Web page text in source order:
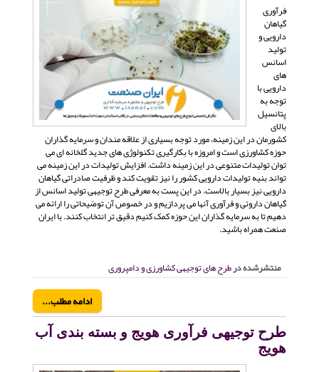
فرآوری
گیاهان
دارویی و
تولید
اسانس
های
دارویی با
توجه به
پتانسیل
بالای
کشورمان در این زمینه، مورد توجه بسیاری از علاقه مندان و سرمایه گذاران
حوزه کشاورزی است و امروزه با بکارگیری تکنولوژی های جدید گلخانه ای می
توان تولیدات متنوعی در این زمینه داشت. افزایش تولیدات در این زمینه می
تواند بنیه تولیدات دارویی کشور را نیز تقویت کند و ظرفیت صادراتی گیاهان
دارویی نیز بسیار بالاست. در این پست به معرفی طرح توجیهی تولید اسانس از
گیاهان داروئی و فرآوری آنها می پردازیم و در خصوص آن توضیحاتی را ارائه می
دهیم تا به سرمایه گذاران این حوزه کمک کنیم دقیق تر انتخاب کنند. با ایران
صنعت همراه باشید.
منتشرشده درطرح های توجیهی کشاورزی و دامپروری
ادامه مطلب...
طرح توجیهی فرآوری هویج و بسته بندی آب
هویج